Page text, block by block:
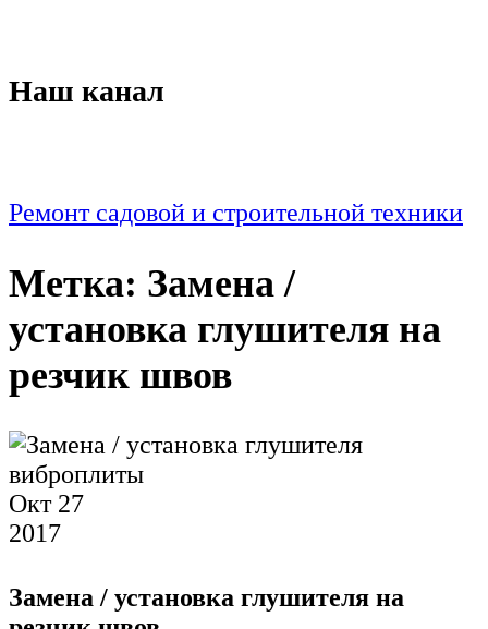
Наш канал
Ремонт садовой и строительной техники
Метка: Замена /
установка глушителя на
резчик швов
Окт 27
2017
Замена / установка глушителя на